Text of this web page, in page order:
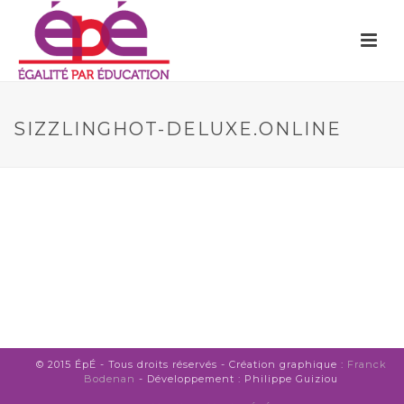
SIZZLINGHOT-DELUXE.ONLINE
© 2015 ÉpÉ - Tous droits réservés - Création graphique : Franck
Bodenan - Développement : Philippe Guiziou